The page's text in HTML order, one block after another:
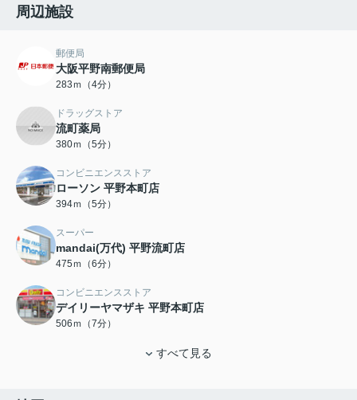
周辺施設
郵便局
大阪平野南郵便局
283ｍ（4分）
ドラッグストア
流町薬局
380ｍ（5分）
コンビニエンスストア
ローソン 平野本町店
394ｍ（5分）
スーパー
mandai(万代) 平野流町店
475ｍ（6分）
コンビニエンスストア
デイリーヤマザキ 平野本町店
506ｍ（7分）
すべて見る